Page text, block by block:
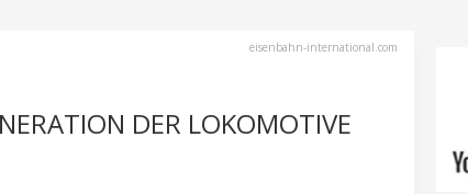
eisenbahn-international.com
DER LOKOMOTIVE